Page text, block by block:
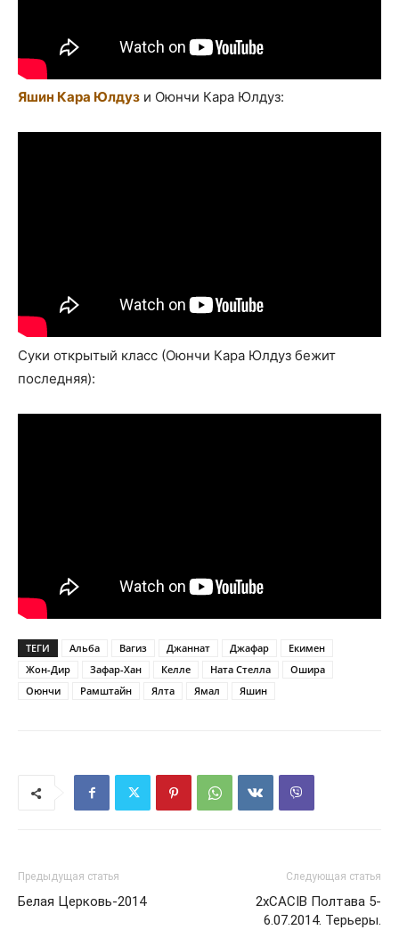
Яшин Кара Юлдуз и Оюнчи Кара Юлдуз:
Суки открытый класс (Оюнчи Кара Юлдуз бежит
последняя):
ТЕГИ Альба Вагиз Джаннат Джафар
Екимен
Жон-Дир
Зафар-Хан Келле Ната Стелла
Ошира
Оюнчи
Рамштайн Ялта Ямал Яшин
Предыдущая статья
Белая Церковь-2014
Следующая статья
2xCACIB Полтава 5-
6.07.2014. Терьеры.